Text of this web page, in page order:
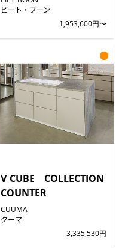
ピート・ブーン
1,953,600円〜
V CUBE COLLECTION
COUNTER
CUUMA
クーマ
3,335,530円
●